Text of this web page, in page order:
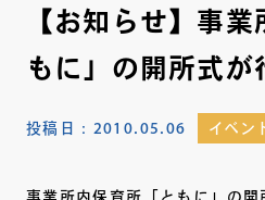
【お知らせ】事
もに」の開所式が
投稿日： 2010.05.06 イベン